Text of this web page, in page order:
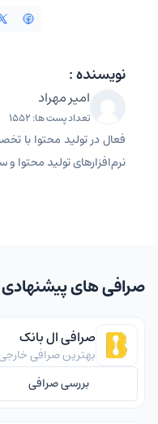
نویسنده :
امیر مهراد
تعداد پست ها: 1552
فعال در تولید محتوا با
نرم‌افزارهای تولید محتوا و
صرافی های پیشنهادی
صرافی ال بانک
بهترین صرافی
بررسی صرافی